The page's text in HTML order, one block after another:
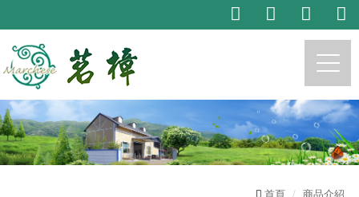
https://marchese.com.tw
首頁 商品介紹